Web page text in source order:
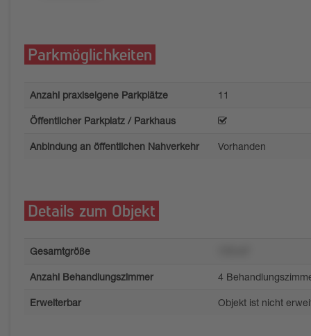
Parkmöglichkeiten
Anzahl praxiseigene Parkplätze 11
Öffentlicher Parkplatz / Parkhaus
Anbindung an öffentlichen Nahverkehr Vorhanden
Details zum Objekt
Gesamtgröße
Anzahl Behandlungszimmer 4
Erweiterbar Objekt ist nicht